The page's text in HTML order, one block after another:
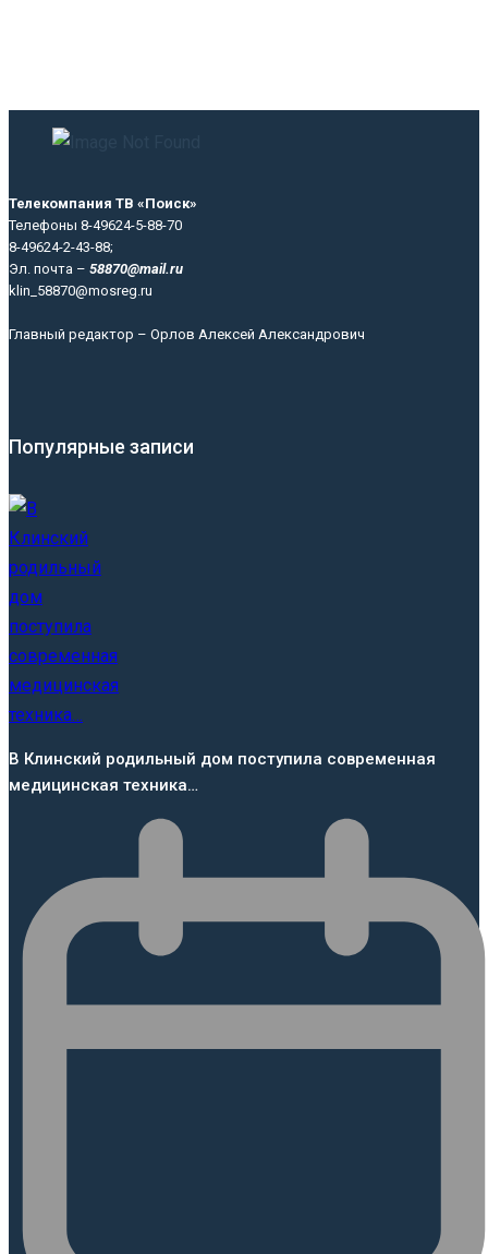
Телекомпания ТВ «Поиск»
Телефоны 8-49624-5-88-70
8-49624-2-43-88;
Эл. почта – 58870@mail.ru
klin_58870@mosreg.ru
Главный редактор – Орлов Алексей Александрович
Популярные записи
В Клинский родильный дом поступила современная
медицинская техника…